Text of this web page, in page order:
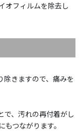
オフィルムを除去し
除きますので、痛みを
で、汚れの再付着がし
つながります。